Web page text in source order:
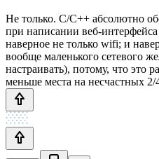
Не только. С/С++ абсолютно
при написании веб-
наверное не только wifi; и
вообще маленького сетевого
настраивать), потому, что это
меньше места на несчастных